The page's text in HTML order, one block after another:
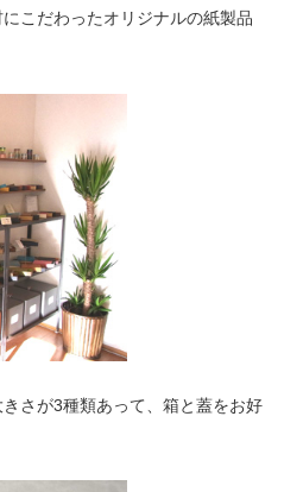
こだわったオリジナルの紙製品
さが3種類あって、箱と蓋をお好